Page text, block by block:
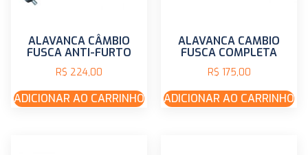
ALAVANCA CÂMBIO
FUSCA ANTI-FURTO
R$ 224,00
ADICIONAR AO CARRINHO
ALAVANCA CAMBIO
FUSCA COMPLETA
R$ 175,00
ADICIONAR AO CARRINHO